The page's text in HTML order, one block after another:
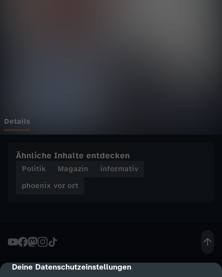
cmp-dialog-description
Deine Datenschutzeinstellungen
t
W
h
i
Details
Ähnliche Inhalte entdecken
Politik Magazin
informativ
phoenix vor ort